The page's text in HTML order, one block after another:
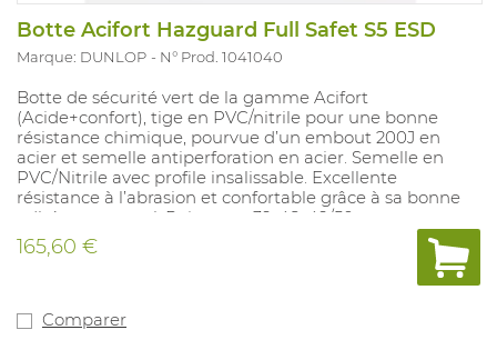
Botte Acifort Hazguard Full Safet S5 ESD
Marque: DUNLOP N° Prod. 1041040
Botte de sécurité vert de la gamme Acifort
(Acide+confort), tige en PVC/nitrile pour une bonne
résistance chimique, pourvue d’un embout 200J en
acier et semelle antiperforation en acier. Semelle en
PVC/Nitrile avec profile insalissable. Excellente
résistance à l’abrasion et confortable grâce à sa bonne
adhérence au sol. Pointures: 39-48, 49/50.
165,60 €
Comparer